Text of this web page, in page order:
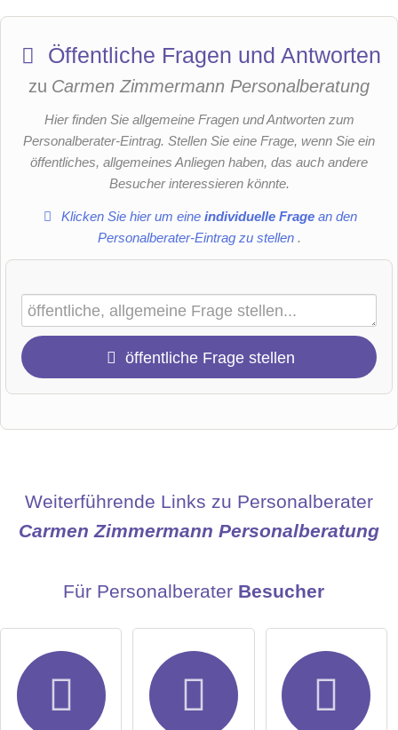
Öffentliche Fragen und Antworten
zu Carmen Zimmermann Personalberatung
Hier finden Sie allgemeine Fragen und Antworten zum
Personalberater-Eintrag. Stellen Sie eine Frage, wenn Sie ein
öffentliches, allgemeines Anliegen haben, das auch andere
Besucher interessieren könnte.
Klicken Sie hier um eineindividuelle Frage an den
Personalberater-Eintrag zu stellen .
öffentliche Frage stellen
Name
Weiterführende Links zu Personalberater
Carmen Zimmermann Personalberatung
Für Personalberater Besucher